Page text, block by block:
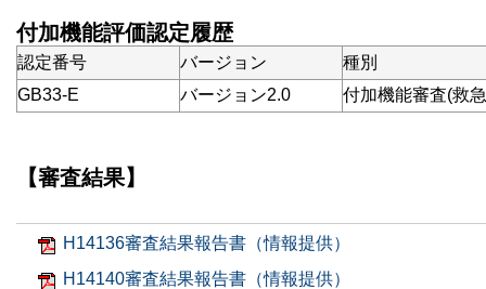
付加機能評価認定履歴
認定番号 バージョン
種別
GB33-E
バージョン2.0 付加機能審査(救
【審査結果】
H14136審査結果報告書（情報提供）
H14140審査結果報告書（情報提供）